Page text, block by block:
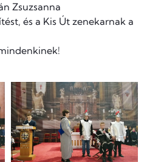
Zsuzsanna
és a Kis Út zenekarnak a